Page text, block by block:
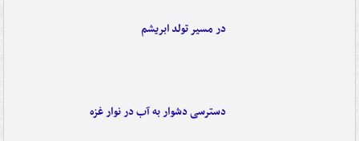
در مسیر تولد ابریشم
دسترسی دشوار به آب در نوار غزه